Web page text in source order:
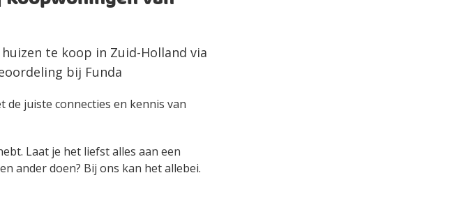
te koop in Zuid-Holland via
bij Funda
juiste connecties en kennis van
Laat je het liefst alles aan een
ander doen? Bij ons kan het allebei.